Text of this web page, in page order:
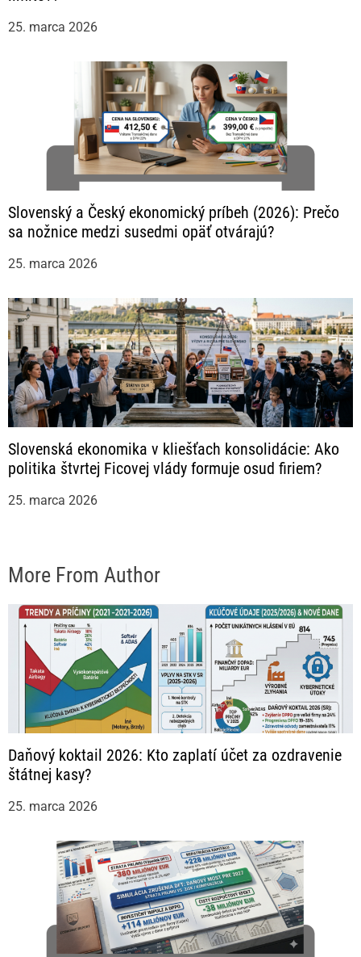
25. marca 2026
Slovenský a Český ekonomický príbeh (2026): Prečo
sa nožnice medzi susedmi opäť otvárajú?
25. marca 2026
Slovenská ekonomika v kliešťach konsolidácie: Ako
politika štvrtej Ficovej vlády formuje osud firiem?
25. marca 2026
More From Author
Daňový koktail 2026: Kto zaplatí účet za ozdravenie
štátnej kasy?
25. marca 2026